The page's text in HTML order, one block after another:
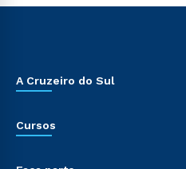
A Cruzeiro do Sul
Cursos